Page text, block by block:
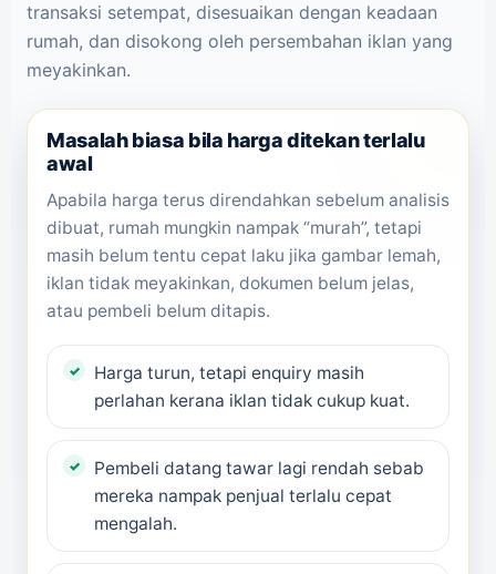
transaksi setempat, disesuaikan dengan keadaan
rumah, dan disokong oleh persembahan iklan yang
meyakinkan.
Masalah biasa bila harga ditekan terlalu
awal
Apabila harga terus direndahkan sebelum analisis
dibuat, rumah mungkin nampak “murah”, tetapi
masih belum tentu cepat laku jika gambar lemah,
iklan tidak meyakinkan, dokumen belum jelas,
atau pembeli belum ditapis.
Harga turun, tetapi enquiry masih
perlahan kerana iklan tidak cukup kuat.
Pembeli datang tawar lagi rendah sebab
mereka nampak penjual terlalu cepat
mengalah.